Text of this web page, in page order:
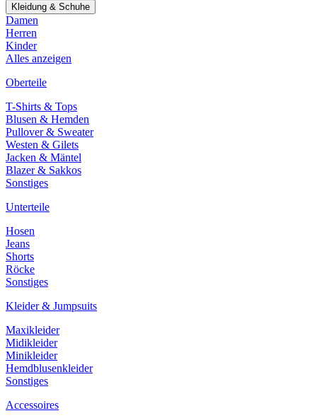
Kleidung & Schuhe
Damen
Herren
Kinder
Alles anzeigen
Oberteile
T-Shirts & Tops
Blusen & Hemden
Pullover & Sweater
Westen & Gilets
Jacken & Mäntel
Blazer & Sakkos
Sonstiges
Unterteile
Hosen
Jeans
Shorts
Röcke
Sonstiges
Kleider & Jumpsuits
Maxikleider
Midikleider
Minikleider
Hemdblusenkleider
Sonstiges
Accessoires